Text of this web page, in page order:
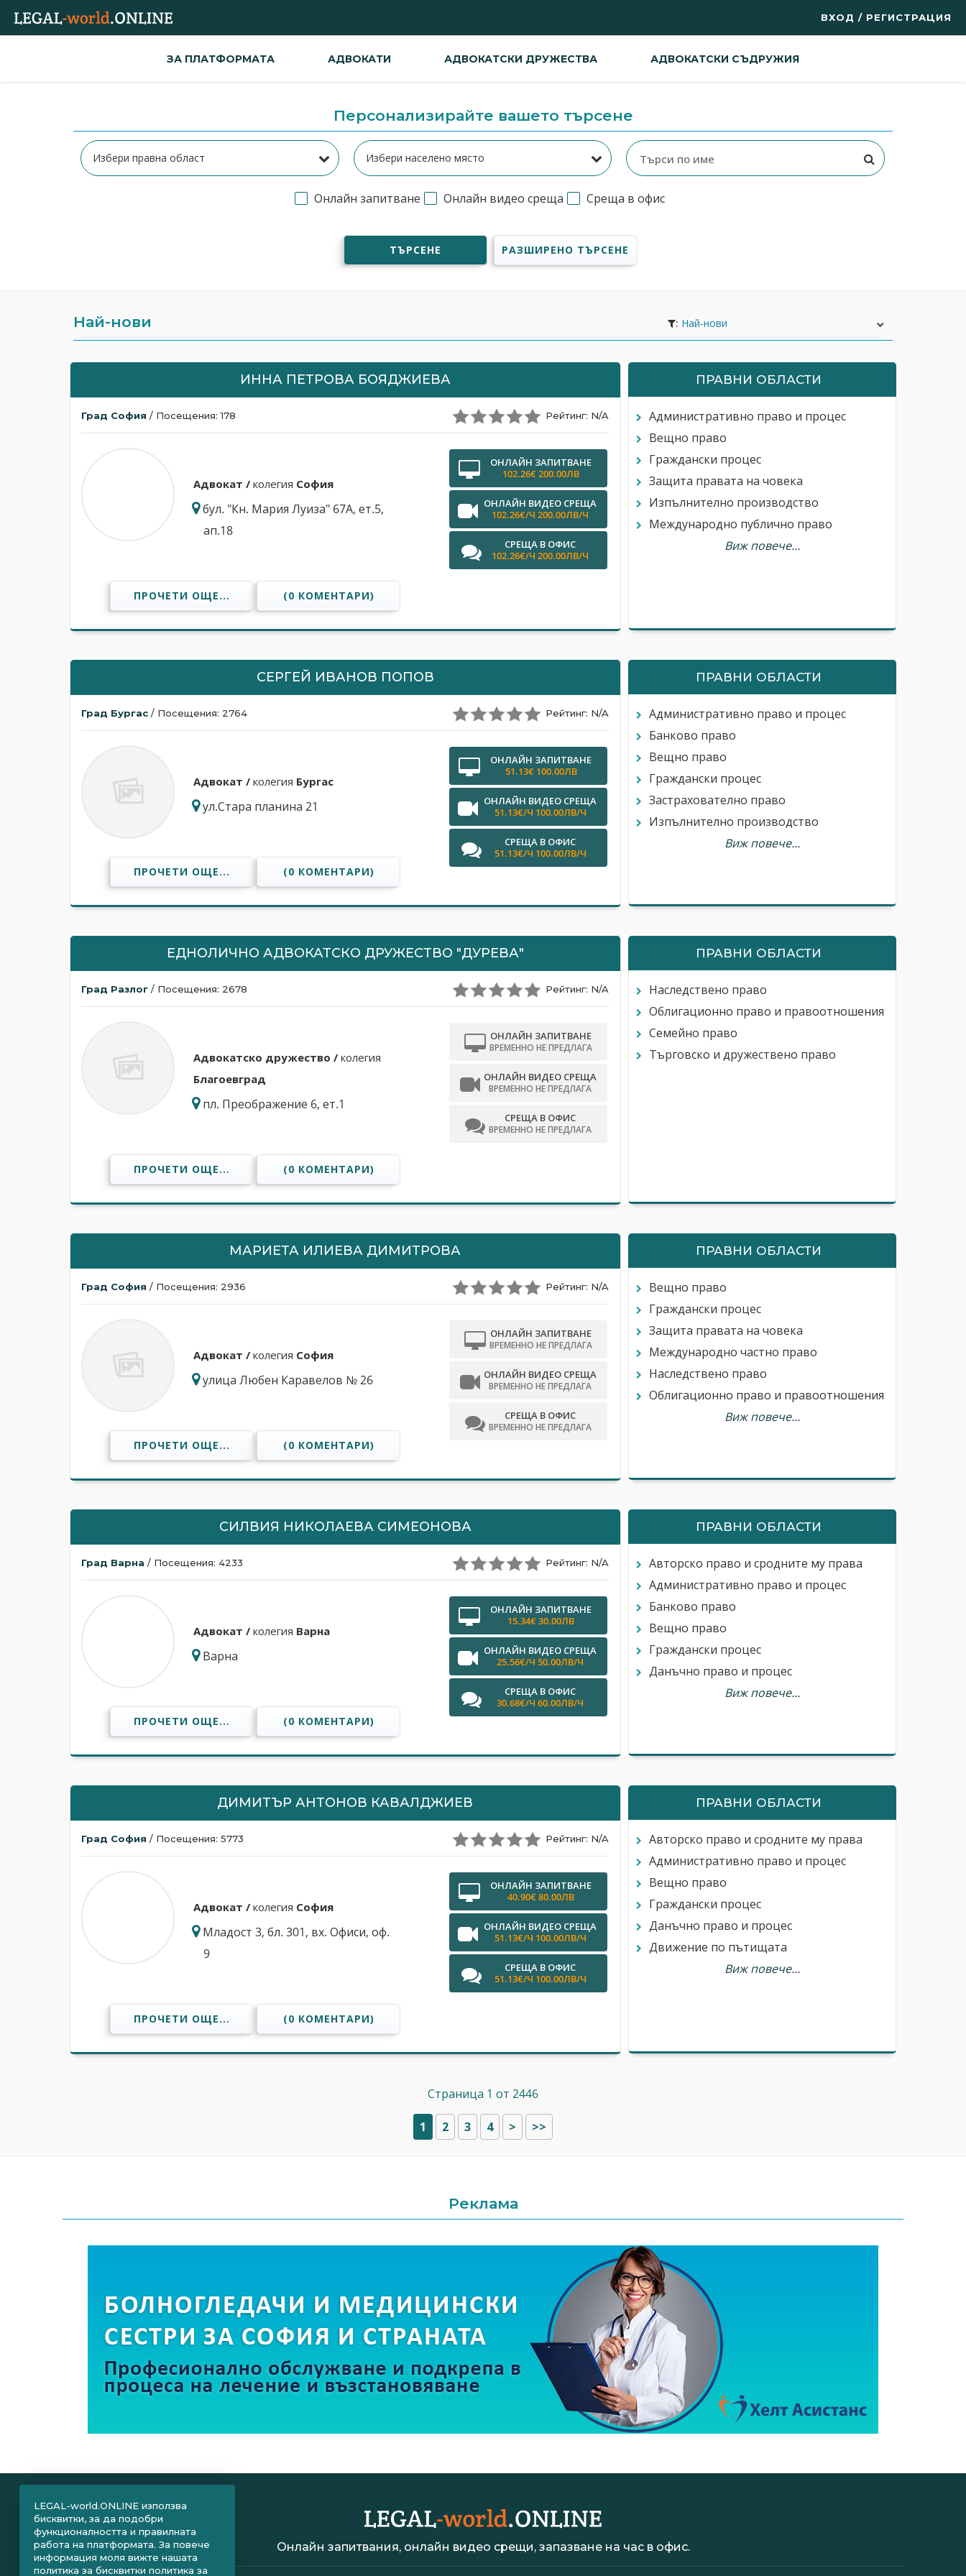
ВХОД / РЕГИСТРАЦИЯ
ЗА ПЛАТФОРМАТА АДВОКАТИ АДВОКАТСКИ ДРУЖЕСТВА АДВОКАТСКИ СЪДРУЖИЯ
Персонализирайте вашето търсене
Онлайн запитване Онлайн видео среща Среща в офис
ТЪРСЕНЕ РАЗШИРЕНО ТЪРСЕНЕ
Най-нови :
ИННА ПЕТРОВА БОЯДЖИЕВА
Град София / Посещения: 178 Рейтинг: N/A
Адвокат / колегия София
бул. "Кн. Мария Луиза" 67А, ет.5,
ап.18
ПРОЧЕТИ ОЩЕ... (0 КОМЕНТАРИ)
ОНЛАЙН ЗАПИТВАНЕ
102.26€ 200.00ЛВ
ОНЛАЙН ВИДЕО СРЕЩА
102.26€/Ч 200.00ЛВ/Ч
СРЕЩА В ОФИС
102.26€/Ч 200.00ЛВ/Ч
ПРАВНИ ОБЛАСТИ
Административно право и процес
Вещно право
Граждански процес
Защита правата на човека
Изпълнително производство
Международно публично право
Виж повече...
СЕРГЕЙ ИВАНОВ ПОПОВ
Град Бургас / Посещения: 2764 Рейтинг: N/A
Адвокат / колегия Бургас
ул.Стара планина 21
ПРОЧЕТИ ОЩЕ... (0 КОМЕНТАРИ)
ОНЛАЙН ЗАПИТВАНЕ
51.13€ 100.00ЛВ
ОНЛАЙН ВИДЕО СРЕЩА
51.13€/Ч 100.00ЛВ/Ч
СРЕЩА В ОФИС
51.13€/Ч 100.00ЛВ/Ч
ПРАВНИ ОБЛАСТИ
Административно право и процес
Банково право
Вещно право
Граждански процес
Застрахователно право
Изпълнително производство
Виж повече...
ЕДНОЛИЧНО АДВОКАТСКО ДРУЖЕСТВО "ДУРЕВА"
Град Разлог / Посещения: 2678 Рейтинг: N/A
Адвокатскo дружествo / колегия
Благоевград
пл. Преображение 6, ет.1
ПРОЧЕТИ ОЩЕ... (0 КОМЕНТАРИ)
ОНЛАЙН ЗАПИТВАНЕ
ВРЕМЕННО НЕ ПРЕДЛАГА
ОНЛАЙН ВИДЕО СРЕЩА
ВРЕМЕННО НЕ ПРЕДЛАГА
СРЕЩА В ОФИС
ВРЕМЕННО НЕ ПРЕДЛАГА
ПРАВНИ ОБЛАСТИ
Наследствено право
Облигационно право и правоотношения
Семейно право
Търговско и дружествено право
МАРИЕТА ИЛИЕВА ДИМИТРОВА
Град София / Посещения: 2936 Рейтинг: N/A
Адвокат / колегия София
улица Любен Каравелов № 26
ПРОЧЕТИ ОЩЕ... (0 КОМЕНТАРИ)
ОНЛАЙН ЗАПИТВАНЕ
ВРЕМЕННО НЕ ПРЕДЛАГА
ОНЛАЙН ВИДЕО СРЕЩА
ВРЕМЕННО НЕ ПРЕДЛАГА
СРЕЩА В ОФИС
ВРЕМЕННО НЕ ПРЕДЛАГА
ПРАВНИ ОБЛАСТИ
Вещно право
Граждански процес
Защита правата на човека
Международно частно право
Наследствено право
Облигационно право и правоотношения
Виж повече...
СИЛВИЯ НИКОЛАЕВА СИМЕОНОВА
Град Варна / Посещения: 4233 Рейтинг: N/A
Адвокат / колегия Варна
Варна
ПРОЧЕТИ ОЩЕ... (0 КОМЕНТАРИ)
ОНЛАЙН ЗАПИТВАНЕ
15.34€ 30.00ЛВ
ОНЛАЙН ВИДЕО СРЕЩА
25.56€/Ч 50.00ЛВ/Ч
СРЕЩА В ОФИС
30.68€/Ч 60.00ЛВ/Ч
ПРАВНИ ОБЛАСТИ
Авторско право и сродните му права
Административно право и процес
Банково право
Вещно право
Граждански процес
Данъчно право и процес
Виж повече...
ДИМИТЪР АНТОНОВ КАВАЛДЖИЕВ
Град София / Посещения: 5773 Рейтинг: N/A
Адвокат / колегия София
Младост 3, бл. 301, вх. Офиси, оф.
9
ПРОЧЕТИ ОЩЕ... (0 КОМЕНТАРИ)
ОНЛАЙН ЗАПИТВАНЕ
40.90€ 80.00ЛВ
ОНЛАЙН ВИДЕО СРЕЩА
51.13€/Ч 100.00ЛВ/Ч
СРЕЩА В ОФИС
51.13€/Ч 100.00ЛВ/Ч
ПРАВНИ ОБЛАСТИ
Авторско право и сродните му права
Административно право и процес
Вещно право
Граждански процес
Данъчно право и процес
Движение по пътищата
Виж повече...
Страница 1 от 2446
1 2 3 4 > >>
Реклама
Онлайн запитвания, онлайн видео срещи, запазване на час в офис.
LEGAL-world.ONLINE използва
бисквитки, за да подобри
функционалността и правилната
работа на платформата. За повече
информация моля вижте нашата
политика за бисквитки политика за